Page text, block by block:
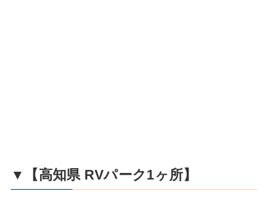
▼【高知県 RVパーク1ヶ所】